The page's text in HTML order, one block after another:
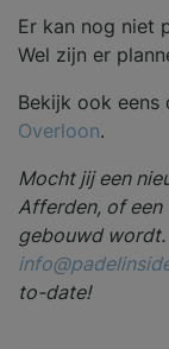
Er kan nog niet
Wel zijn er
Bekijk ook eens
Overloon.
Mocht jij een
Afferden, of een
gebouwd wordt.
to-date!